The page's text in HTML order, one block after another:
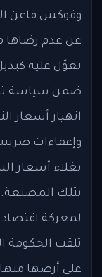
وفوكس فاغن
عن عدم رضاها
تعوّل عليه
ضمن سياسة
انهيار أسعار
وإعفاءات
بغلاء أسعار
بتلك المصنعة.
لمعركة
تلقت الحكومة
على أرضها منها: